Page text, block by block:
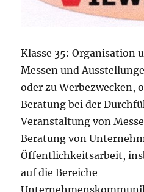
Klasse 35: Organisation
Messen und
oder zu Werbezwecken,
Beratung bei der
Veranstaltung von
Beratung von
Öffentlichkeitsarbeit,
auf die Bereiche